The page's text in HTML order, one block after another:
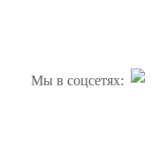
Мы в соцсетях: